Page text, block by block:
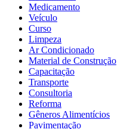
Medicamento
Veículo
Curso
Limpeza
Ar Condicionado
Material de Construção
Capacitação
Transporte
Consultoria
Reforma
Gêneros Alimentícios
Pavimentação